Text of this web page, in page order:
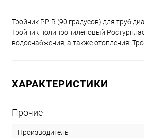
Тройник PP-R (90 градусов) для труб
Тройник полипропиленовый
водоснабжения, а также отопления.
ХАРАКТЕРИСТИКИ
Прочие
Производитель